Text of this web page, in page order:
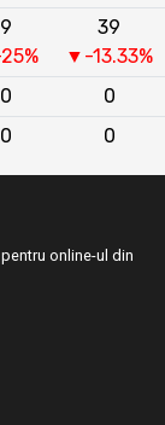
9
39
▼-13.33%
0
0
0 0
pentru online-ul din